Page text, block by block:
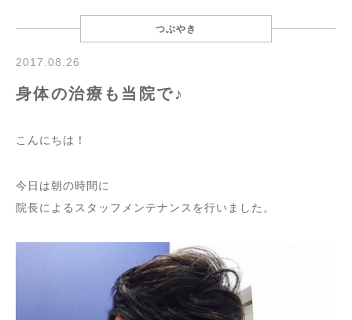
つぶやき
2017.08.26
身体の治療も当院で♪
こんにちは！
今日は朝の時間に
院長によるスタッフメンテナンスを行いました。